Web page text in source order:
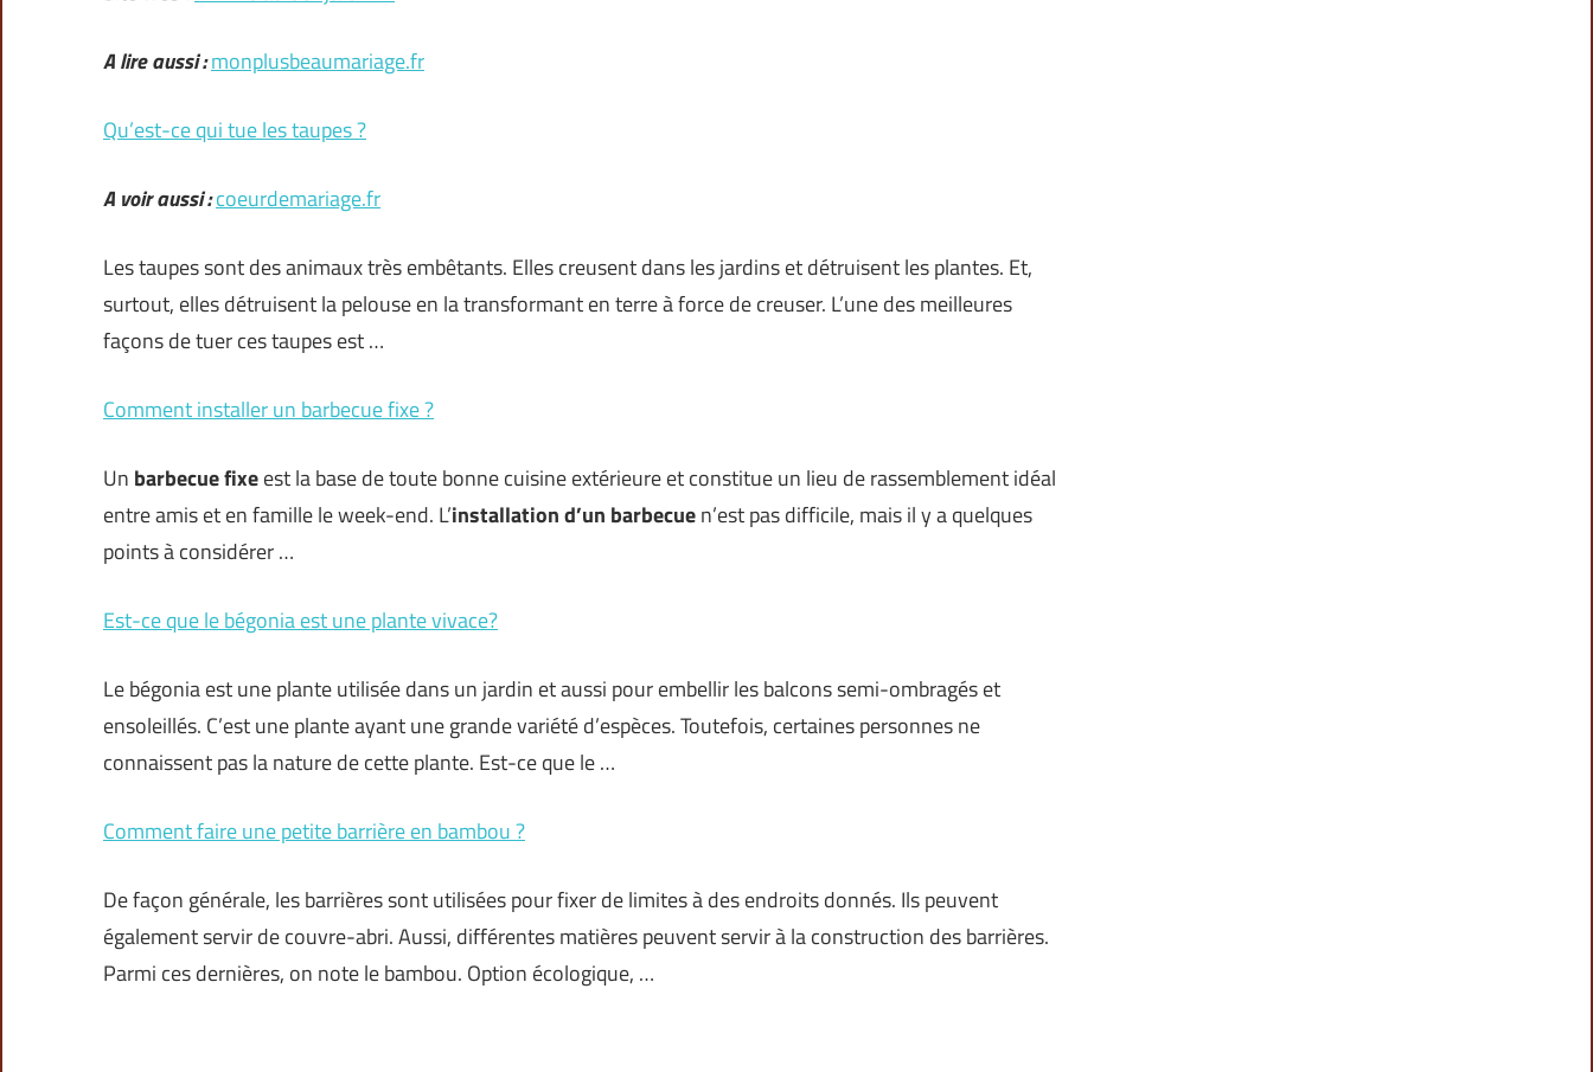
A lire aussi :monplusbeaumariage.fr
Qu’est-ce qui tue les taupes ?
A voir aussi :coeurdemariage.fr
Les taupes sont des animaux très embêtants. Elles creusent dans les jardins et détruisent les plantes. Et,
surtout, elles détruisent la pelouse en la transformant en terre à force de creuser. L’une des meilleures
façons de tuer ces taupes est …
Comment installer un barbecue fixe ?
Un barbecue fixeest la base de toute bonne cuisine extérieure et constitue un lieu de rassemblement idéal
entre amis et en famille le week-end. L’installation d’un barbecuen’est pas difficile, mais il y a quelques
points à considérer …
Est-ce que le bégonia est une plante vivace?
Le bégonia est une plante utilisée dans un jardin et aussi pour embellir les balcons semi-ombragés et
ensoleillés. C’est une plante ayant une grande variété d’espèces. Toutefois, certaines personnes ne
connaissent pas la nature de cette plante. Est-ce que le …
Comment faire une petite barrière en bambou ?
De façon générale, les barrières sont utilisées pour fixer de limites à des endroits donnés. Ils peuvent
également servir de couvre-abri. Aussi, différentes matières peuvent servir à la construction des barrières.
Parmi ces dernières, on note le bambou. Option écologique, …